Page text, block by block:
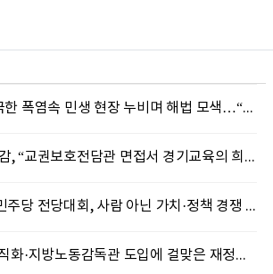
최원용 평택시장, 극한 폭염속 민생 현장 누비며 해법 모색…“현장에 답 있다”
안민석 경기도교육감, “교권보호전담관 면접서 경기교육의 희망 봤다”
김보라 안성시장 “민주당 전당대회, 사람 아닌 가치·정책 경쟁 돼야”
추미애, “소방 국가직화·지방노동감독관 도입에 걸맞은 재정체계 완성해야”